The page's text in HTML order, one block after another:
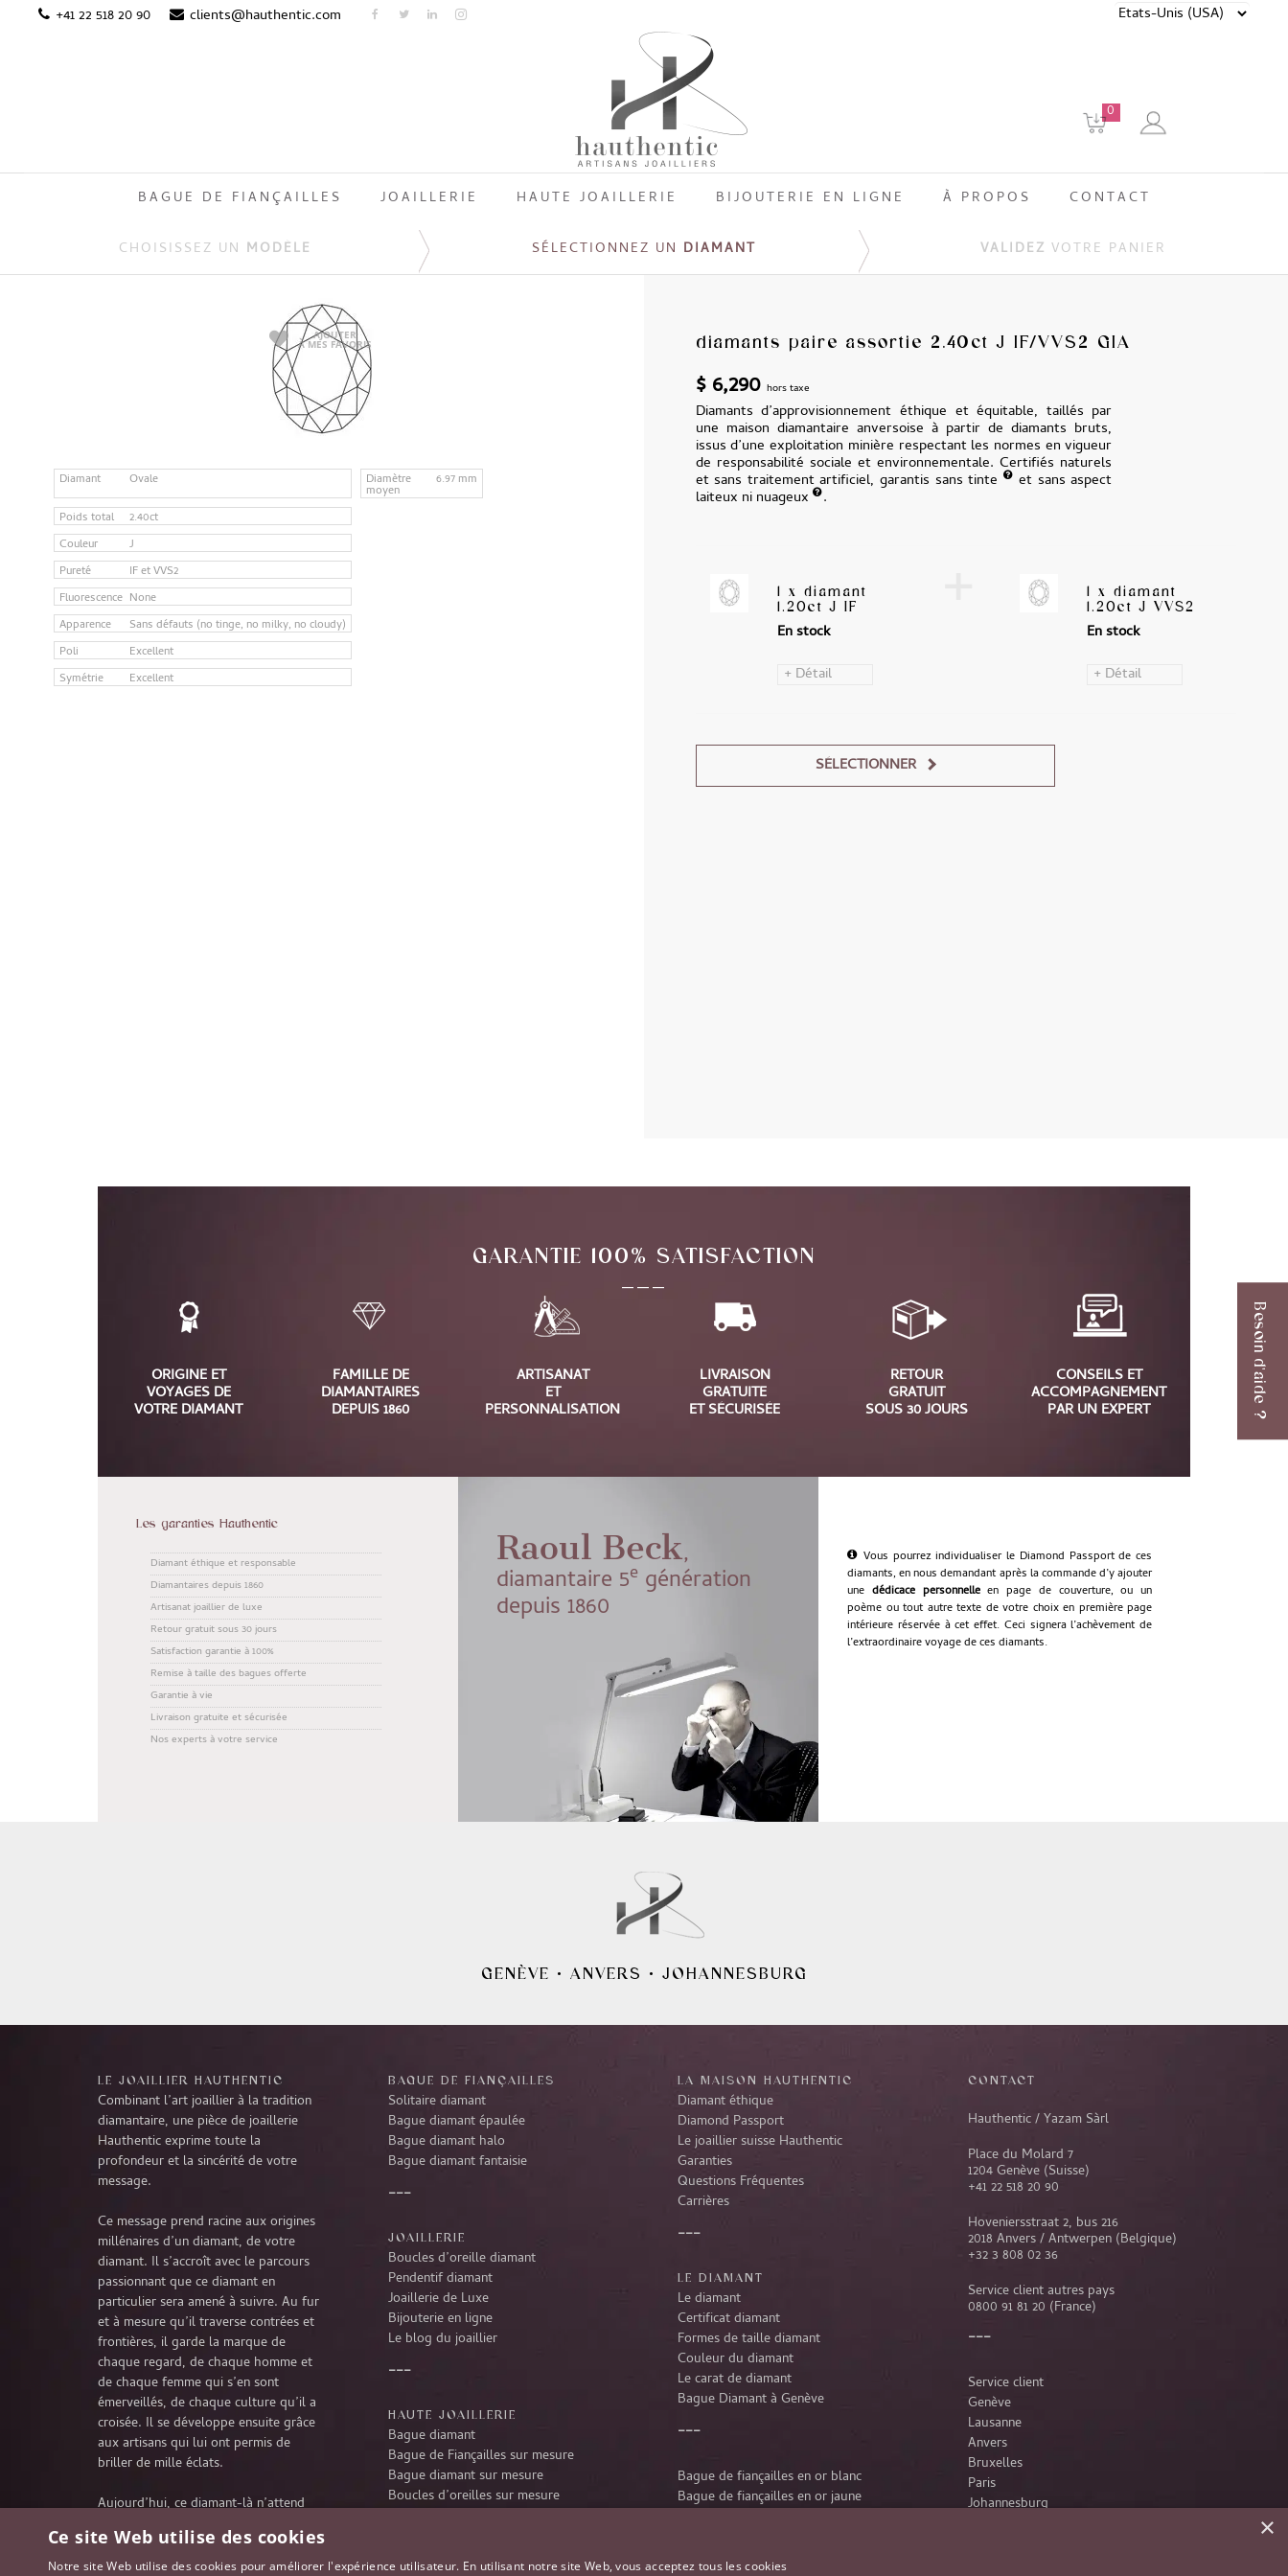
+41 22 518 20 90 clients@hauthentic.com
BAGUE DE FIANÇAILLES JOAILLERIE HAUTE JOAILLERIE BIJOUTERIE EN LIGNE À PROPOS CONTACT
0
CHOISISSEZ UN MODÈLE SÉLECTIONNEZ UN DIAMANT VALIDEZ VOTRE PANIER
AJOUTER
À MES FAVORIS
Diamant
Ovale
Poids total
2.40ct
Couleur
J
Pureté
IF et VVS2
Fluorescence None
Apparence
Sans défauts (no tinge, no milky, no cloudy)
Poli
Excellent
Symétrie
Excellent
Diamètre
moyen
6.97 mm
diamants paire assortie 2.40ct J IF/VVS2 GIA
$6,290 hors taxe
Diamants d’approvisionnement éthique et équitable, taillés par
une maison diamantaire anversoise à partir de diamants bruts,
issus d’une exploitation minière respectant les normes en vigueur
de responsabilité sociale et environnementale. Certifiés naturels
et sans traitement artificiel, garantis sans tinte et sans aspect
laiteux ni nuageux .
1 x diamant
1.20ct J IF
En stock
+ Détail
1 x diamant
1.20ct J VVS2
En stock
+ Détail
SÉLECTIONNER
GARANTIE 100% SATISFACTION
ORIGINE ET
VOYAGES DE
VOTRE DIAMANT
FAMILLE DE
DIAMANTAIRES
DEPUIS 1860
ARTISANAT
ET
PERSONNALISATION
LIVRAISON
GRATUITE
ET SÉCURISÉE
RETOUR
GRATUIT
SOUS 30 JOURS
CONSEILS ET
ACCOMPAGNEMENT
PAR UN EXPERT
Les garanties Hauthentic
Diamant éthique et responsable
Diamantaires depuis 1860
Artisanat joaillier de luxe
Retour gratuit sous 30 jours
Satisfaction garantie à 100%
Remise à taille des bagues offerte
Garantie à vie
Livraison gratuite et sécurisée
Nos experts à votre service
Raoul Beck,
diamantaire 5e génération
depuis 1860
Vous pourrez individualiser le Diamond Passport de ces
diamants, en nous demandant après la commande d’y ajouter
une dédicace personnelleen page de couverture, ou un
poème ou tout autre texte de votre choix en première page
intérieure réservée à cet effet. Ceci signera l’achèvement de
l’extraordinaire voyage de ces diamants.
GENÈVE • ANVERS • JOHANNESBURG
LE JOAILLIER HAUTHENTIC
Combinant l’art joaillier à la tradition
diamantaire, une pièce de joaillerie
Hauthentic exprime toute la
profondeur et la sincérité de votre
message.
Ce message prend racine aux origines
millénaires d’un diamant, de votre
diamant. Il s’accroît avec le parcours
passionnant que ce diamant en
particulier sera amené à suivre. Au fur
et à mesure qu’il traverse contrées et
frontières, il garde la marque de
chaque regard, de chaque homme et
de chaque femme qui s’en sont
émerveillés, de chaque culture qu’il a
croisée. Il se développe ensuite grâce
aux artisans qui lui ont permis de
briller de mille éclats.
Aujourd’hui, ce diamant-là n’attend
extraordinaire voyage à travers le
temps, pour partager désormais votre
BAGUE DE FIANÇAILLES
Solitaire diamant
Bague diamant épaulée
Bague diamant halo
Bague diamant fantaisie
JOAILLERIE
Boucles d’oreille diamant
Pendentif diamant
Joaillerie de Luxe
Bijouterie en ligne
Le blog du joaillier
HAUTE JOAILLERIE
Bague diamant
Bague de Fiançailles sur mesure
Bague diamant sur mesure
Boucles d’oreilles sur mesure
LA MAISON HAUTHENTIC
Diamant éthique
Diamond Passport
Le joaillier suisse Hauthentic
Garanties
Questions Fréquentes
Carrières
LE DIAMANT
Le diamant
Certificat diamant
Formes de taille diamant
Couleur du diamant
Le carat de diamant
Bague Diamant à Genève
Bague de fiançailles en or blanc
Bague de fiançailles en or jaune
CONTACT
Hauthentic / Yazam Sàrl
Place du Molard 7
1204 Genève (Suisse)
+41 22 518 20 90
Hoveniersstraat 2, bus 216
2018 Anvers / Antwerpen (Belgique)
+32 3 808 02 36
Service client autres pays
0800 91 81 20 (France)
Service client
Genève
Lausanne
Anvers
Bruxelles
Paris
Johannesburg
Besoin d'aide ?
×
Ce site Web utilise des cookies
Notre site Web utilise des cookies pour améliorer l'expérience utilisateur. En utilisant notre site Web, vous acceptez tous les cookies